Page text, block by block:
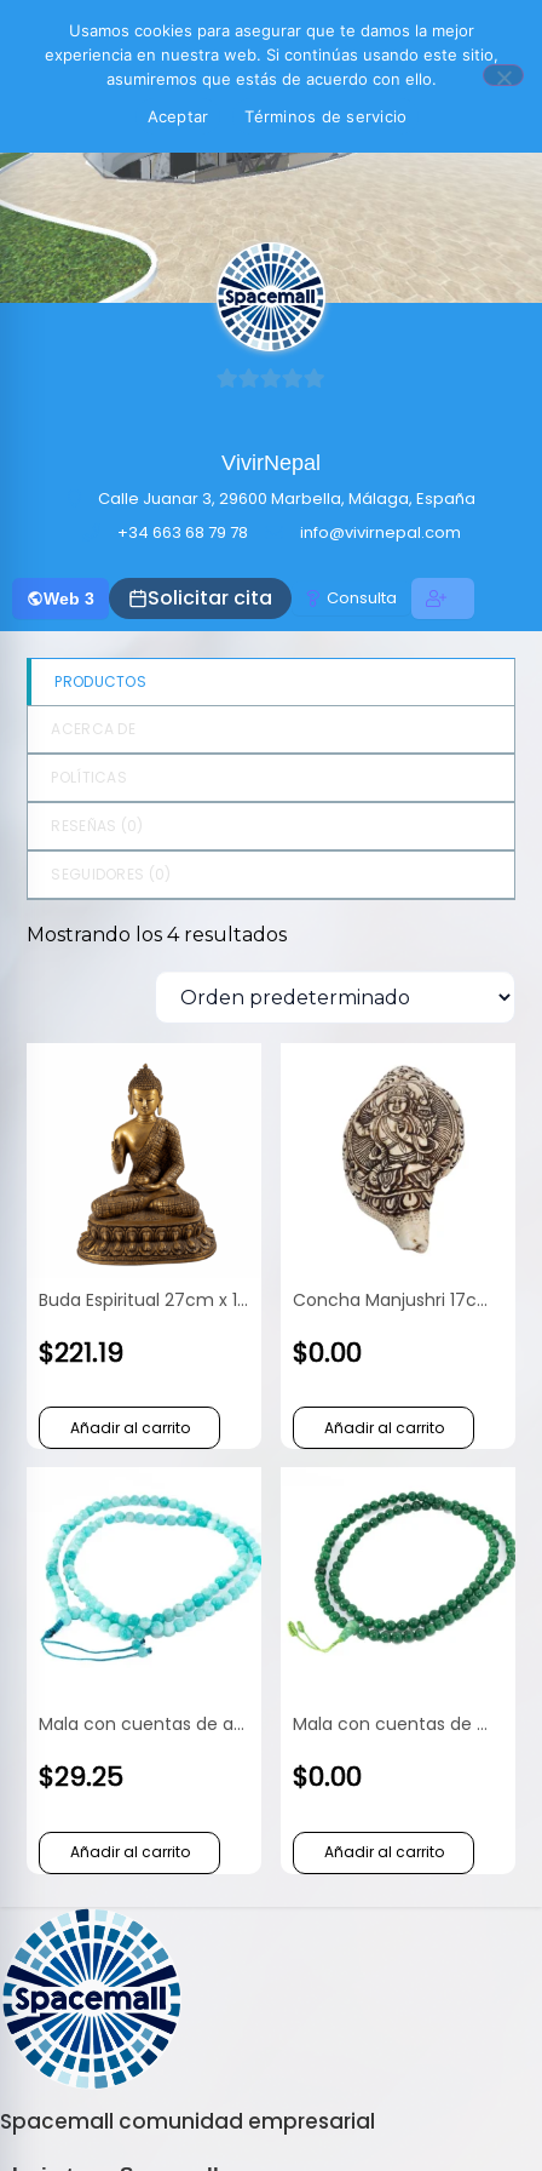
5
VivirNepal
Calle Juanar 3, 29600 Marbella, Málaga, España
+34 663 68 79 78
info@vivirnepal.com
Web 3 Solicitar cita Consulta
PRODUCTOS
ACERCA DE
POLÍTICAS
RESEÑAS (0 )
SEGUIDORES (0 )
Mostrando los 4 resultados
Buda Espiritual 27cm x 13cm x 20cm
$221.19
Añadir al carrito
Concha Manjushri 17cm x 9cm x 8cm
$0.00
Añadir al carrito
Mala con cuentas de amazonita
$29.25
Añadir al carrito
Mala con cuentas de malaquita
$0.00
Añadir al carrito
Spacemall comunidad empresarial
Usamos cookies para asegurar que te damos la mejor
experiencia en nuestra web. Si continúas usando este sitio,
asumiremos que estás de acuerdo con ello.
Aceptar
Términos de servicio